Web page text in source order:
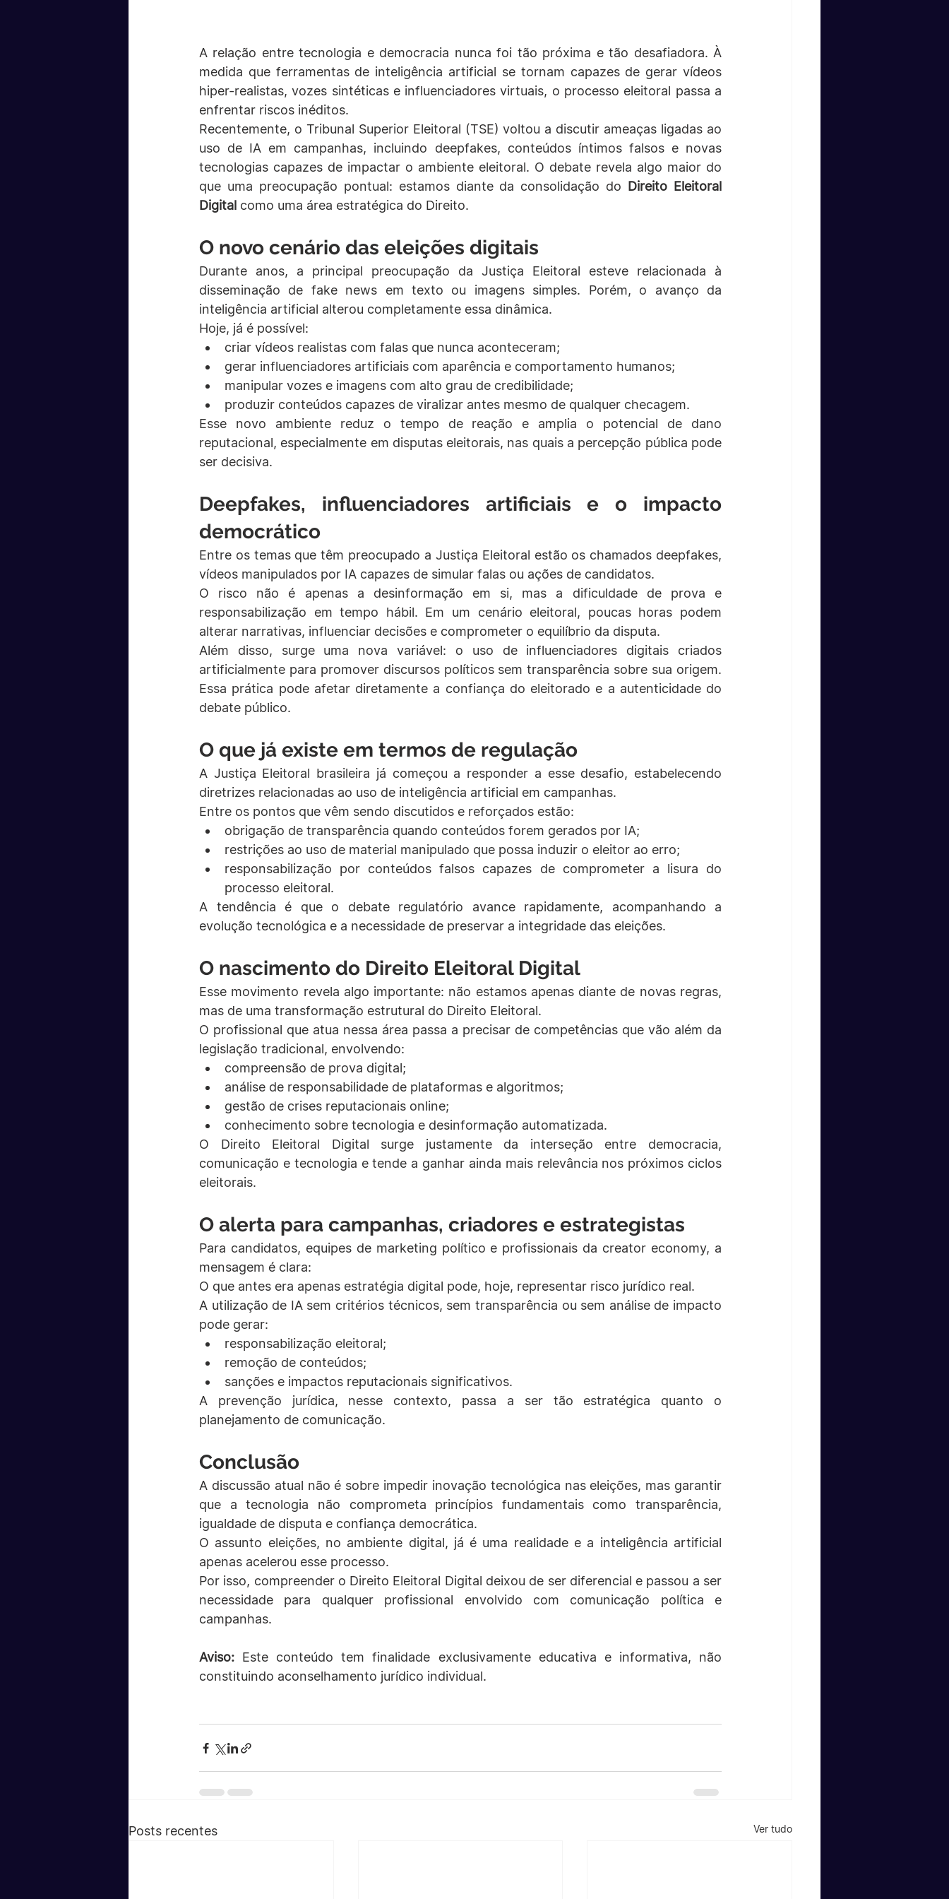
A relação entre tecnologia e democracia nunca foi tão próxima e tão desafiadora. À
medida que ferramentas de inteligência artificial se tornam capazes de gerar vídeos
hiper-realistas, vozes sintéticas e influenciadores virtuais, o processo eleitoral passa a
enfrentar riscos inéditos.
Recentemente, o Tribunal Superior Eleitoral (TSE) voltou a discutir ameaças ligadas ao
uso de IA em campanhas, incluindo deepfakes, conteúdos íntimos falsos e novas
tecnologias capazes de impactar o ambiente eleitoral. O debate revela algo maior do
que uma preocupação pontual: estamos diante da consolidação do Direito Eleitoral
Digital como uma área estratégica do Direito.
O novo cenário das eleições digitais
Durante anos, a principal preocupação da Justiça Eleitoral esteve relacionada à
disseminação de fake news em texto ou imagens simples. Porém, o avanço da
inteligência artificial alterou completamente essa dinâmica.
Hoje, já é possível:
criar vídeos realistas com falas que nunca aconteceram;
gerar influenciadores artificiais com aparência e comportamento humanos;
manipular vozes e imagens com alto grau de credibilidade;
produzir conteúdos capazes de viralizar antes mesmo de qualquer checagem.
Esse novo ambiente reduz o tempo de reação e amplia o potencial de dano
reputacional, especialmente em disputas eleitorais, nas quais a percepção pública pode
ser decisiva.
Deepfakes, influenciadores artificiais e o impacto
democrático
Entre os temas que têm preocupado a Justiça Eleitoral estão os chamados deepfakes,
vídeos manipulados por IA capazes de simular falas ou ações de candidatos.
O risco não é apenas a desinformação em si, mas a dificuldade de prova e
responsabilização em tempo hábil. Em um cenário eleitoral, poucas horas podem
alterar narrativas, influenciar decisões e comprometer o equilíbrio da disputa.
Além disso, surge uma nova variável: o uso de influenciadores digitais criados
artificialmente para promover discursos políticos sem transparência sobre sua origem.
Essa prática pode afetar diretamente a confiança do eleitorado e a autenticidade do
debate público.
O que já existe em termos de regulação
A Justiça Eleitoral brasileira já começou a responder a esse desafio, estabelecendo
diretrizes relacionadas ao uso de inteligência artificial em campanhas.
Entre os pontos que vêm sendo discutidos e reforçados estão:
obrigação de transparência quando conteúdos forem gerados por IA;
restrições ao uso de material manipulado que possa induzir o eleitor ao erro;
responsabilização por conteúdos falsos capazes de comprometer a lisura do
processo eleitoral.
A tendência é que o debate regulatório avance rapidamente, acompanhando a
evolução tecnológica e a necessidade de preservar a integridade das eleições.
O nascimento do Direito Eleitoral Digital
Esse movimento revela algo importante: não estamos apenas diante de novas regras,
mas de uma transformação estrutural do Direito Eleitoral.
O profissional que atua nessa área passa a precisar de competências que vão além da
legislação tradicional, envolvendo:
compreensão de prova digital;
análise de responsabilidade de plataformas e algoritmos;
gestão de crises reputacionais online;
conhecimento sobre tecnologia e desinformação automatizada.
O Direito Eleitoral Digital surge justamente da interseção entre democracia,
comunicação e tecnologia e tende a ganhar ainda mais relevância nos próximos ciclos
eleitorais.
O alerta para campanhas, criadores e estrategistas
Para candidatos, equipes de marketing político e profissionais da creator economy, a
mensagem é clara:
O que antes era apenas estratégia digital pode, hoje, representar risco jurídico real.
A utilização de IA sem critérios técnicos, sem transparência ou sem análise de impacto
pode gerar:
responsabilização eleitoral;
remoção de conteúdos;
sanções e impactos reputacionais significativos.
A prevenção jurídica, nesse contexto, passa a ser tão estratégica quanto o
planejamento de comunicação.
Conclusão
A discussão atual não é sobre impedir inovação tecnológica nas eleições, mas garantir
que a tecnologia não comprometa princípios fundamentais como transparência,
igualdade de disputa e confiança democrática.
O assunto eleições, no ambiente digital, já é uma realidade e a inteligência artificial
apenas acelerou esse processo.
Por isso, compreender o Direito Eleitoral Digital deixou de ser diferencial e passou a ser
necessidade para qualquer profissional envolvido com comunicação política e
campanhas.
Aviso: Este conteúdo tem finalidade exclusivamente educativa e informativa, não
constituindo aconselhamento jurídico individual.
Posts recentes Ver tudo